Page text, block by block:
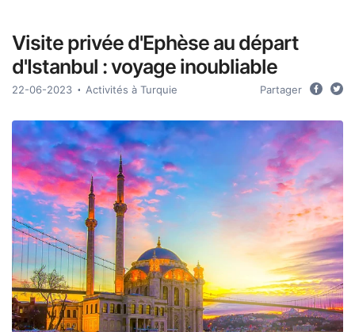
Visite privée d'Ephèse au départ
d'Istanbul : voyage inoubliable
22-06-2023 Activités à Turquie Partager